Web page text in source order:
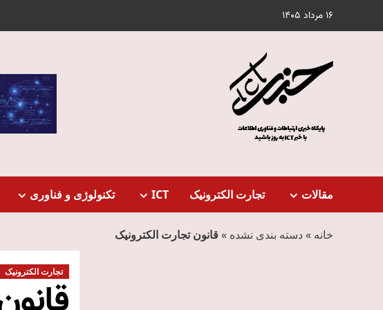
16 مرداد 1405
مقالات تجارت الکترونیک ICT تکنولوژی و فناوری
خانه »دسته بندی نشده » قانون تجارت الکترونیک
تجارت الکترونیک